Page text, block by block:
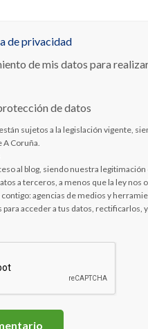
de privacidad
de mis datos para
de datos
sujetos a la legislación vigente,
A Coruña.
al blog, siendo nuestra
a terceros, a menos que la ley nos
agencias de medios y
para acceder a tus datos,